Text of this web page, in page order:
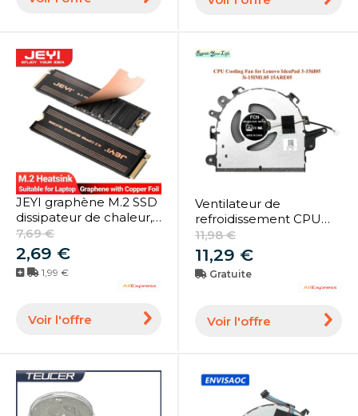
55XU N19C5
JEYI graphène M.2 SSD
dissipateur de chaleur,
radiateur de
refroidissement double
couche graphène et
feuille de cuivre pour
NVMe NGFF 2280 Drive
7,69 €
2,69 €
1,99 €
Voir l'offre
Ventilateur de
refroidissement CPU
pour Lenovo IdeaPad
3-15iil05 3i-15IML05
15ARE05 5F10S13910
5H40S2004, radiateur
de refroidissement pour
DC28000F3F0
11,98 €
11,29 €
Gratuite
Voir l'offre